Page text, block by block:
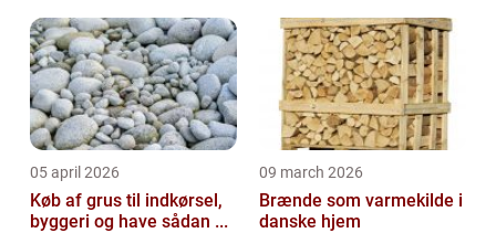
05 april 2026
Køb af grus til indkørsel,
byggeri og have sådan ...
09 march 2026
Brænde som varmekilde i
danske hjem